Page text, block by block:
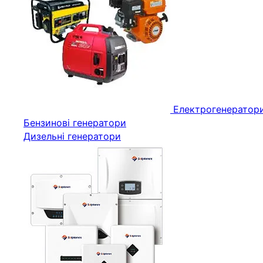
Бензинові генератори
Дизельні генератори